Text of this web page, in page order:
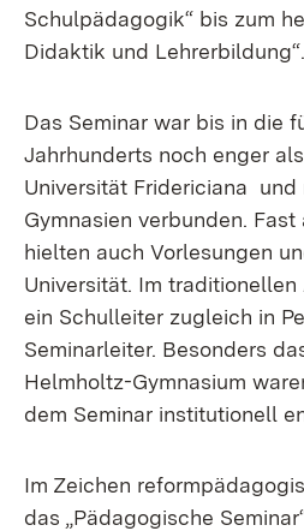
Schulpädagogik“ bis zum
Didaktik und Lehrerbildung“.
Das Seminar war bis in die
Jahrhunderts noch enger
Universität Fridericiana
Gymnasien verbunden.
hielten auch Vorlesungen
Universität. Im
ein Schulleiter zugleich in
Seminarleiter. Besonders
Helmholtz-Gymnasium
dem Seminar institutionell
Im Zeichen
das „Pädagogische